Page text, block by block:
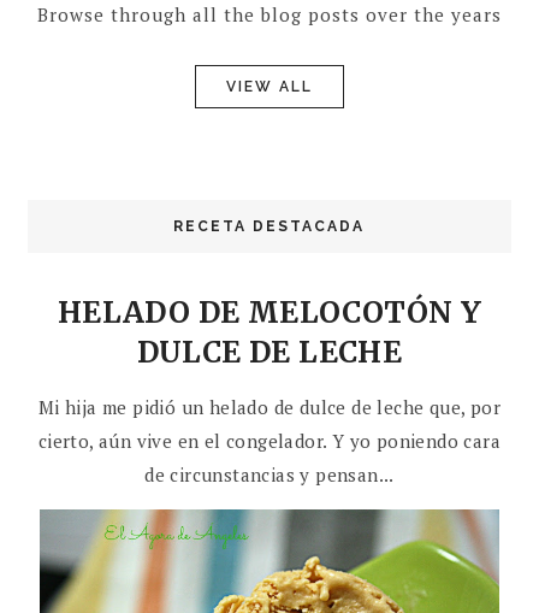
Browse through all the blog posts over the years
VIEW ALL
RECETA DESTACADA
HELADO DE MELOCOTÓN Y
DULCE DE LECHE
Mi hija me pidió un helado de dulce de leche que, por
cierto, aún vive en el congelador. Y yo poniendo cara
de circunstancias y pensan...